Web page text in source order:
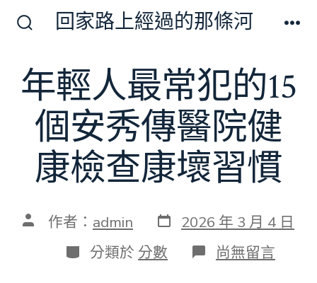
切
換
開
回家路上經過的那條河
年輕人最常犯的15
個安秀傳醫院健
康檢查康壞習慣
文 作者： admin 發
表
日
期
2026 年 3 月 4 日
分
類
分類於 分數 在
〈年
尚無留言